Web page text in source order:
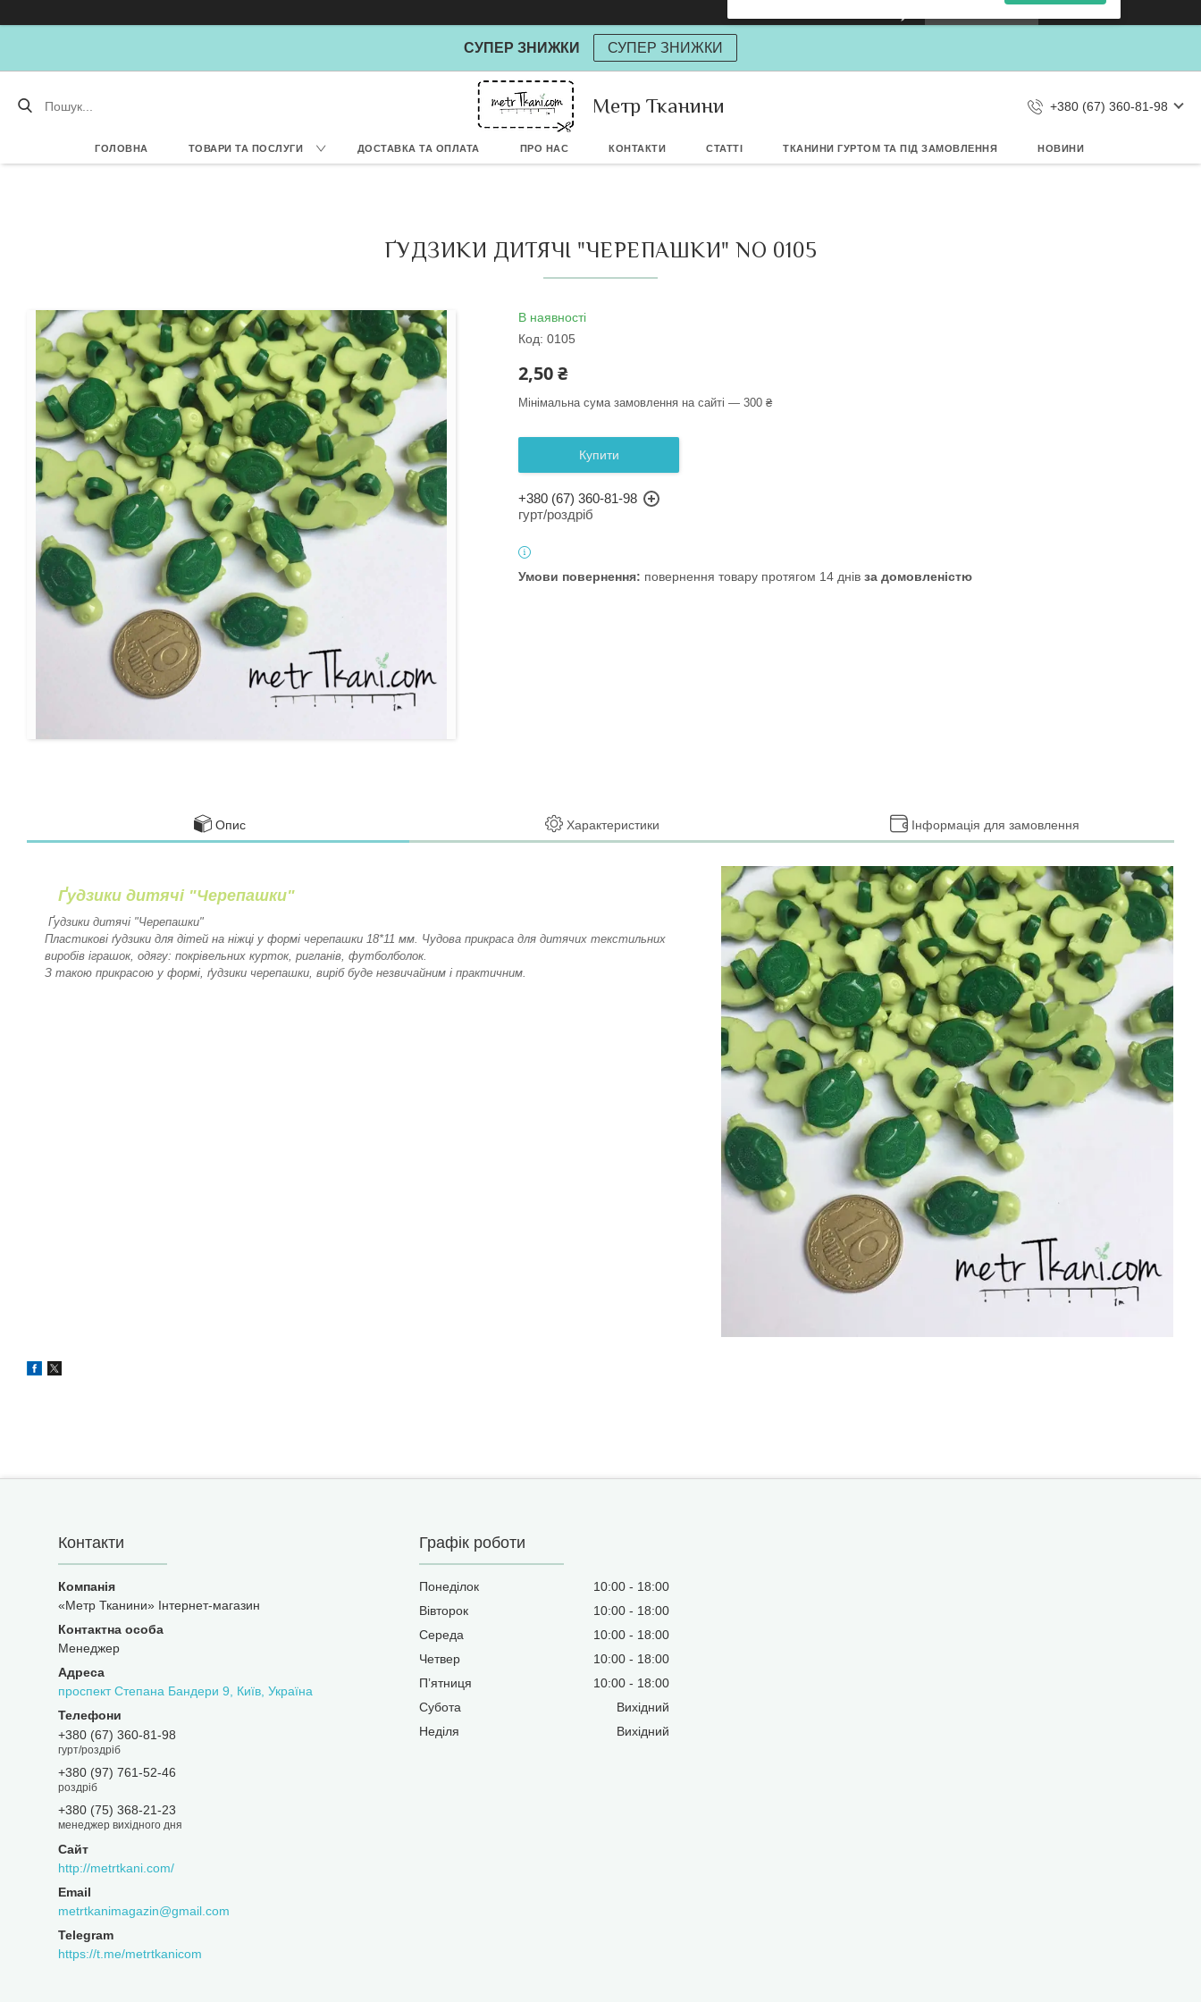
Дозвольте сайту metrtkani.com
Дозволити
×
СУПЕР ЗНИЖКИ СУПЕР ЗНИЖКИ
Метр Тканини +380 (67) 360-81-98
ГОЛОВНА ТОВАРИ ТА ПОСЛУГИ ДОСТАВКА ТА ОПЛАТА ПРО НАС КОНТАКТИ СТАТТІ ТКАНИНИ ГУРТОМ ТА ПІД ЗАМОВЛЕННЯ НОВИНИ
ҐУДЗИКИ ДИТЯЧІ "ЧЕРЕПАШКИ" NO 0105
В наявності
Код: 0105
2,50 ₴
Мінімальна сума замовлення на сайті — 300 ₴
Купити
+380 (67) 360-81-98
гурт/роздріб
повернення товару протягом 14 днів за домовленістю
Опис Характеристики Інформація для замовлення
Ґудзики дитячі "Черепашки"
Ґудзики дитячі "Черепашки"
Пластикові ґудзики для дітей на ніжці у формі черепашки 18*11 мм. Чудова прикраса для дитячих текстильних
виробів іграшок, одягу: покрівельних курток, ригланів, футболболок.
З такою прикрасою у формі, ґудзики черепашки, виріб буде незвичайним і практичним.
Контакти
«Метр Тканини» Інтернет-магазин
Менеджер
проспект Степана Бандери 9, Київ, Україна
+380 (67) 360-81-98
гурт/роздріб
+380 (97) 761-52-46
роздріб
+380 (75) 368-21-23
менеджер вихідного дня
http://metrtkani.com/
metrtkanimagazin@gmail.com
https://t.me/metrtkanicom
Графік роботи
Понеділок 10:00
18:00
Вівторок
10:00
18:00
Середа
10:00
18:00
Четвер
10:00
18:00
Пʼятниця
10:00
18:00
Субота
Вихідний
Неділя
Вихідний